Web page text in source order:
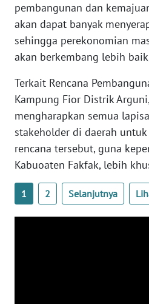
pembangunan dan
akan dapat banyak
sehingga perekonomian
akan berkembang lebih
Terkait Rencana
Kampung Fior Distrik
mengharapkan semua
stakeholder di daerah
rencana tersebut, guna
Kabuoaten Fakfak, lebih
1 2 Selanjutnya
WN
SULBAR
WN
WN
SUMBAR
WN
SUMSEL
WN
BENGKULU